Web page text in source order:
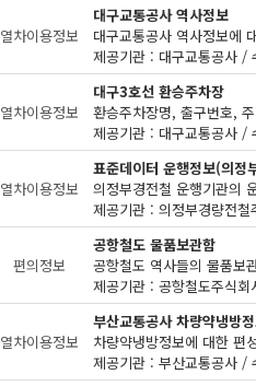
열차이용정보
대구교통공사 역사정보
제공기관 : 대구교통공사 /
열차이용정보
대구3호선 환승주차장
환승주차장명, 출구번호,
제공기관 : 대구교통공사 /
열차이용정보
표준데이터 운행정보(의정
의정부경전철 운행기관의
제공기관 : 의정부경량전
편의정보
공항철도 물품보관함
제공기관 : 공항철도주식
열차이용정보
부산교통공사 차량약냉방
차량약냉방정보에 대한 편
제공기관 : 부산교통공사 /